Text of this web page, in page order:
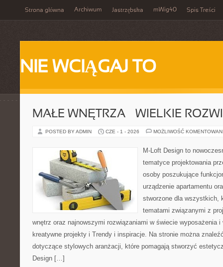
Strona główna Archiwum Jastrzębska mWig40 Spis Treści
NIE WCIĄGAJ TO
MAŁE WNĘTRZA – WIELKIE
POSTED BY ADMIN CZE - 1 - 2026 MOŻLIWOŚĆ
M-Loft Design to
tematyce projektowania
osoby poszukujące
urządzenie apartamentu
stworzone dla wszystkich,
tematami związanymi z
wnętrz oraz najnowszymi rozwiązaniami w świecie wyposażenia
kreatywne projekty i Trendy i inspiracje. Na stronie można
dotyczące stylowych aranżacji, które pomagają stworzyć
Design […]